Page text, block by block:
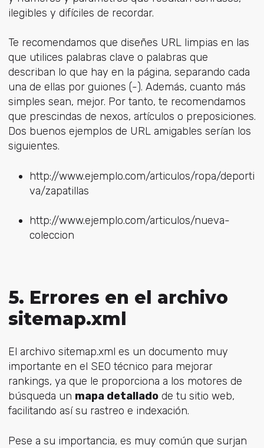
ilegibles y difíciles de recordar.
Te recomendamos que diseñes URL limpias en las
que utilices palabras clave o palabras que
describan lo que hay en la página, separando cada
una de ellas por guiones (-). Además, cuanto más
simples sean, mejor. Por tanto, te recomendamos
que prescindas de nexos, artículos o preposiciones.
Dos buenos ejemplos de URL amigables serían los
siguientes.
http://www.ejemplo.com/articulos/ropa/deporti
va/zapatillas
http://www.ejemplo.com/articulos/nueva-
coleccion
5. Errores en el archivo
sitemap.xml
El archivo sitemap.xml es un documento muy
importante en el SEO técnico para mejorar
rankings, ya que le proporciona a los motores de
búsqueda un mapa detalladode tu sitio web,
facilitando así su rastreo e indexación.
Pese a su importancia, es muy común que surjan